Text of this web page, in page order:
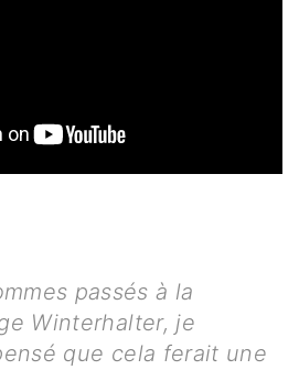
passés à la
Winterhalter, je
que cela ferait une